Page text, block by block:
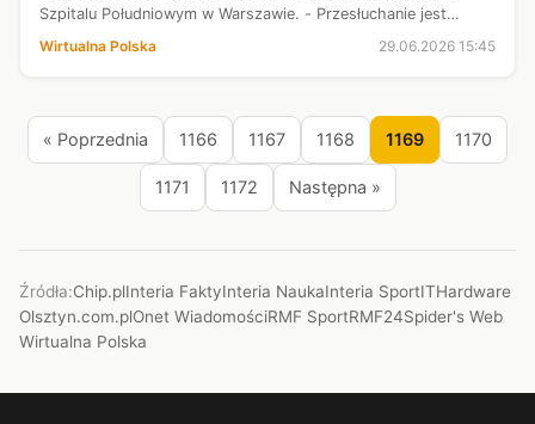
Szpitalu Południowym w Warszawie. - Przesłuchanie jest
Wirtualna Polska 29.06.2026 15:45
« Poprzednia 1166 1167 1168 1169 1170
1171 1172 Następna »
Źródła:Chip.plInteria FaktyInteria NaukaInteria SportITHardware
Olsztyn.com.plOnet WiadomościRMF SportRMF24Spider's Web
Wirtualna Polska